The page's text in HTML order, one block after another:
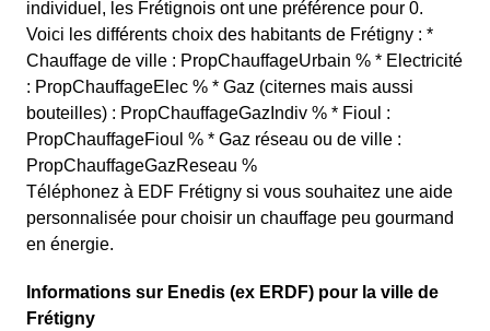
individuel, les Frétignois ont une préférence pour 0.
Voici les différents choix des habitants de Frétigny : *
Chauffage de ville : PropChauffageUrbain % * Electricité
: PropChauffageElec % * Gaz (citernes mais aussi
bouteilles) : PropChauffageGazIndiv % * Fioul :
PropChauffageFioul % * Gaz réseau ou de ville :
PropChauffageGazReseau %
Téléphonez à EDF Frétigny si vous souhaitez une aide
personnalisée pour choisir un chauffage peu gourmand
en énergie.
Informations sur Enedis (ex ERDF) pour la ville de
Frétigny